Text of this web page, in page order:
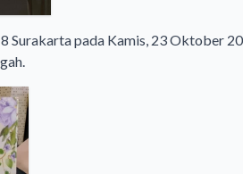
Surakarta pada Kamis, 23 Oktober